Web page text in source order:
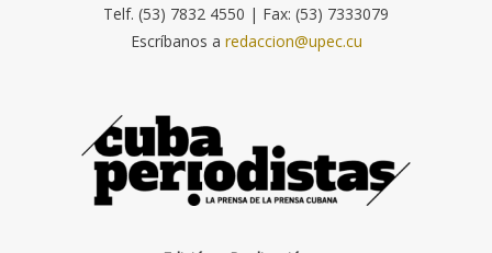
Telf. (53) 7832 4550 | Fax: (53) 7333079
Escríbanos a redaccion@upec.cu